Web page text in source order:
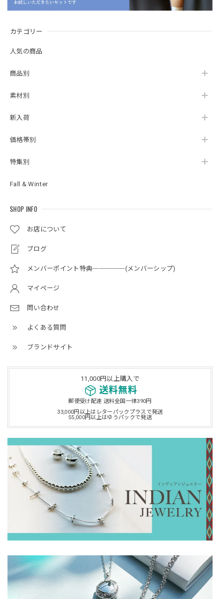
カテゴリー
人気の商品
商品別
素材別
新入荷
価格帯別
特集別
Fall & Winter
SHOP INFO
お店について
ブログ
メンバーポイント特典─────(メンバーシップ)
マイページ
問い合わせ
よくある質問
ブランドサイト
11,000円以上購入で
送料無料
郵便受け配達 送料全国一律390円
33,000円以上はレターパックプラスで発送
55,000円以上はゆうパックで発送